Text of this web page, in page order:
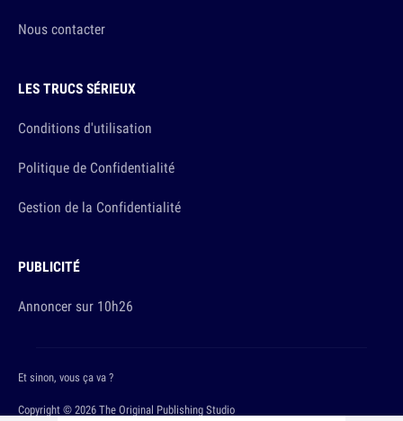
Nous contacter
LES TRUCS SÉRIEUX
Conditions d'utilisation
Politique de Confidentialité
Gestion de la Confidentialité
PUBLICITÉ
Annoncer sur 10h26
Copyright © 2026 The Original Publishing Studio
Et sinon, vous ça va ?